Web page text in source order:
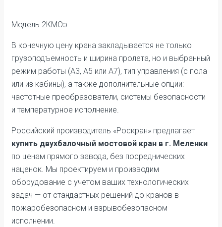
Модель 2КМОэ
В конечную цену крана закладывается не только
грузоподъемность и ширина пролета, но и выбранный
режим работы (А3, А5 или А7), тип управления (с пола
или из кабины), а также дополнительные опции:
частотные преобразователи, системы безопасности
и температурное исполнение.
Российский производитель «Роскран» предлагает
купить двухбалочный мостовой кран в г. Меленки
по ценам прямого завода, без посреднических
наценок. Мы проектируем и производим
оборудование с учетом ваших технологических
задач — от стандартных решений до кранов в
пожаробезопасном и взрывобезопасном
исполнении.